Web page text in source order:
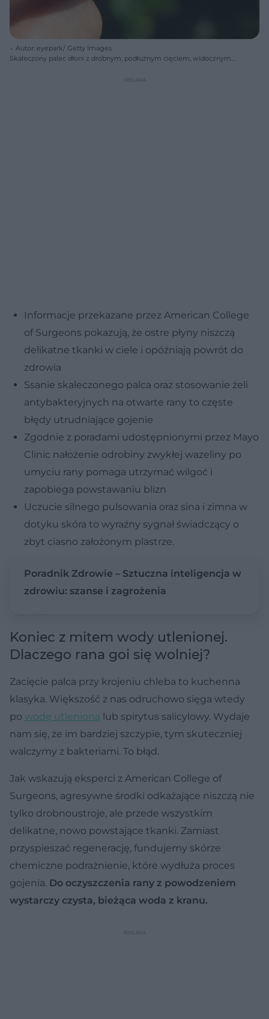
Autor: eyepark/ Getty Images
Skaleczony palec dłoni z drobnym, podłużnym cięciem, widocznym
opatrywaniu ran. Na temat prawidłowego opatrywania ran można
Informacje przekazane przez American College
of Surgeons pokazują, że ostre płyny niszczą
delikatne tkanki w ciele i opóźniają powrót do
zdrowia
Ssanie skaleczonego palca oraz stosowanie żeli
antybakteryjnych na otwarte rany to częste
błędy utrudniające gojenie
Zgodnie z poradami udostępnionymi przez Mayo
Clinic nałożenie odrobiny zwykłej wazeliny po
umyciu rany pomaga utrzymać wilgoć i
zapobiega powstawaniu blizn
Uczucie silnego pulsowania oraz sina i zimna w
dotyku skóra to wyraźny sygnał świadczący o
zbyt ciasno założonym plastrze.
Poradnik Zdrowie – Sztuczna inteligencja w
zdrowiu: szanse i zagrożenia
Koniec z mitem wody utlenionej.
Dlaczego rana goi się wolniej?
Zacięcie palca przy krojeniu chleba to kuchenna
klasyka. Większość z nas odruchowo sięga wtedy
po wodę utlenioną lub spirytus salicylowy. Wydaje
nam się, że im bardziej szczypie, tym skuteczniej
walczymy z bakteriami. To błąd.
Jak wskazują eksperci z American College of
Surgeons, agresywne środki odkażające niszczą nie
tylko drobnoustroje, ale przede wszystkim
delikatne, nowo powstające tkanki. Zamiast
przyspieszać regenerację, fundujemy skórze
chemiczne podrażnienie, które wydłuża proces
gojenia. Do oczyszczenia rany z powodzeniem
wystarczy czysta, bieżąca woda z kranu.